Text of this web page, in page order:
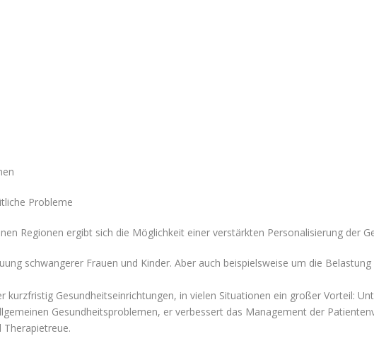
Probleme
Regionen ergibt sich die Möglichkeit einer verstärkten Personalisierung der
schwangerer Frauen und Kinder. Aber auch beispielsweise um die
Gesundheitseinrichtungen, in vielen Situationen ein großer Vorteil:
Gesundheitsproblemen, er verbessert das Management der